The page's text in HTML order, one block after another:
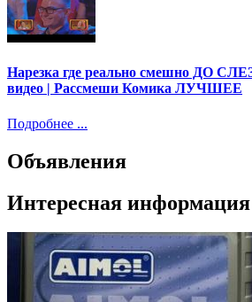
Нарезка где реально смешно ДО
видео | Рассмеши Комика ЛУЧШЕЕ
Подробнее ...
Объявления
Интересная информация